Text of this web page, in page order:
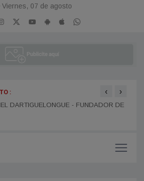
Viernes, 07 de agosto
:
DARTIGUELONGUE - FUNDADOR DE
KIM
‹ ›